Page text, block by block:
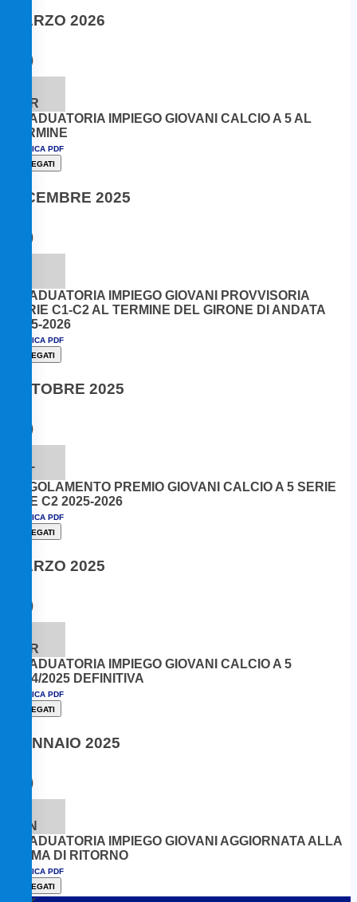
MARZO 2026
MAR
GRADUATORIA IMPIEGO GIOVANI CALCIO A 5 AL
TERMINE
SCARICA PDF
ALLEGATI
DICEMBRE 2025
GRADUATORIA IMPIEGO GIOVANI PROVVISORIA
SERIE C1-C2 AL TERMINE DEL GIRONE DI ANDATA
2025-2026
SCARICA PDF
ALLEGATI
OTTOBRE 2025
OTT
REGOLAMENTO PREMIO GIOVANI CALCIO A 5 SERIE
C1 E C2 2025-2026
SCARICA PDF
ALLEGATI
MARZO 2025
MAR
GRADUATORIA IMPIEGO GIOVANI CALCIO A 5
2024/2025 DEFINITIVA
SCARICA PDF
ALLEGATI
GENNAIO 2025
GEN
GRADUATORIA IMPIEGO GIOVANI AGGIORNATA ALLA
PRIMA DI RITORNO
SCARICA PDF
ALLEGATI